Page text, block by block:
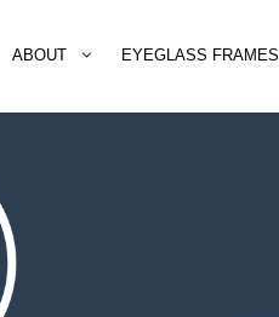
ABOUT EYEGLASS FRAMES